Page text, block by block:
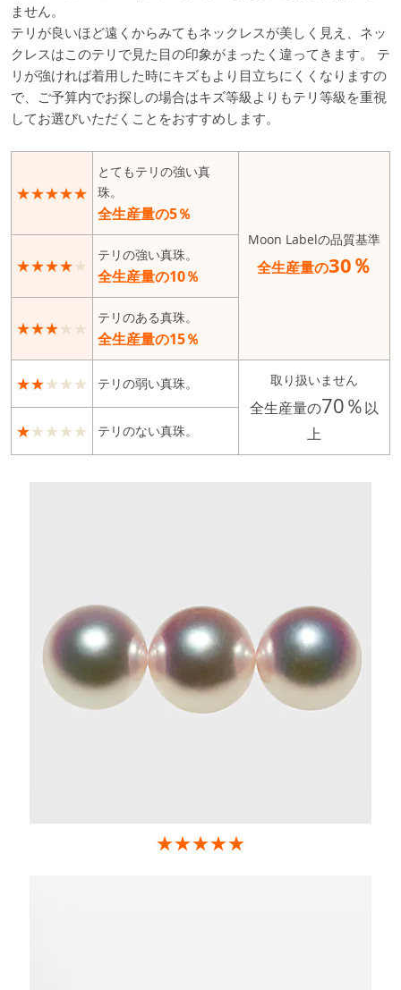
ません。
テリが良いほど遠くからみてもネックレスが美しく見え、ネッ
クレスはこのテリで見た目の印象がまったく違ってきます。 テ
リが強ければ着用した時にキズもより目立ちにくくなりますの
で、ご予算内でお探しの場合はキズ等級よりもテリ等級を重視
してお選びいただくことをおすすめします。
★★★★★
とてもテリの強い真
珠。
全生産量の5％
Moon Labelの品質基準
全生産量の30％
★★★★★
テリの強い真珠。
全生産量の10％
★★★★★
テリのある真珠。
全生産量の15％
★★★★★ テリの弱い真珠。 取り扱いません
全生産量の70％以
上
★★★★★ テリのない真珠。
★★★★★